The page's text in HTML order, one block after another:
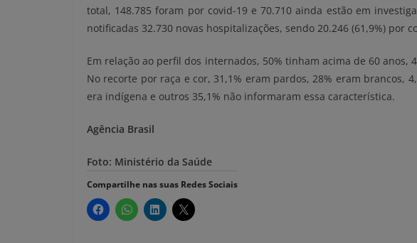
total, 148.785 foram por covid-19 e 70.710 ainda estão em
notificadas 32.730 novas hospitalizações, sendo 20.246 (61,9%) por
Em relação ao perfil dos internados, 50% tinham acima de 60 anos,
No recorte por raça e cor, 31,1% eram pardos, 28% eram brancos,
era indígena e outros 35,1% não informaram essa característica.
Agência Brasil
Foto: Ministério da Saúde
Compartilhe nas suas Redes Sociais